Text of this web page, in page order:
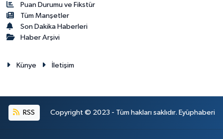
Puan Durumu ve Fikstür
Tüm Manşetler
Son Dakika Haberleri
Haber Arşivi
Künye İletişim
RSS Copyright © 2023 - Tüm hakları saklıdır. Eyüphaberi